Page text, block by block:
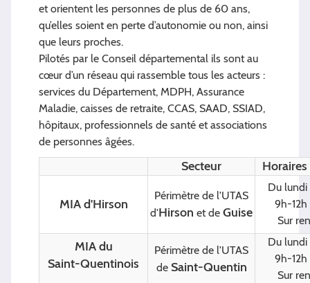
et orientent les personnes de plus de 60 ans,
qu’elles soient en perte d’autonomie ou non, ainsi
que leurs proches.
Pilotés par le Conseil départemental ils sont au
cœur d’un réseau qui rassemble tous les acteurs :
services du Département, MDPH, Assurance
Maladie, caisses de retraite, CCAS, SAAD, SSIAD,
hôpitaux, professionnels de santé et associations
de personnes âgées.
Secteur
MIA d'Hirson
Périmètre de l'UTAS
d'Hirson et de Guise
Du lundi
9h-12h
Sur
MIA du
Saint-Quentinois
Périmètre de l'UTAS
de Saint-Quentin
Du lundi
9h-12h
Sur